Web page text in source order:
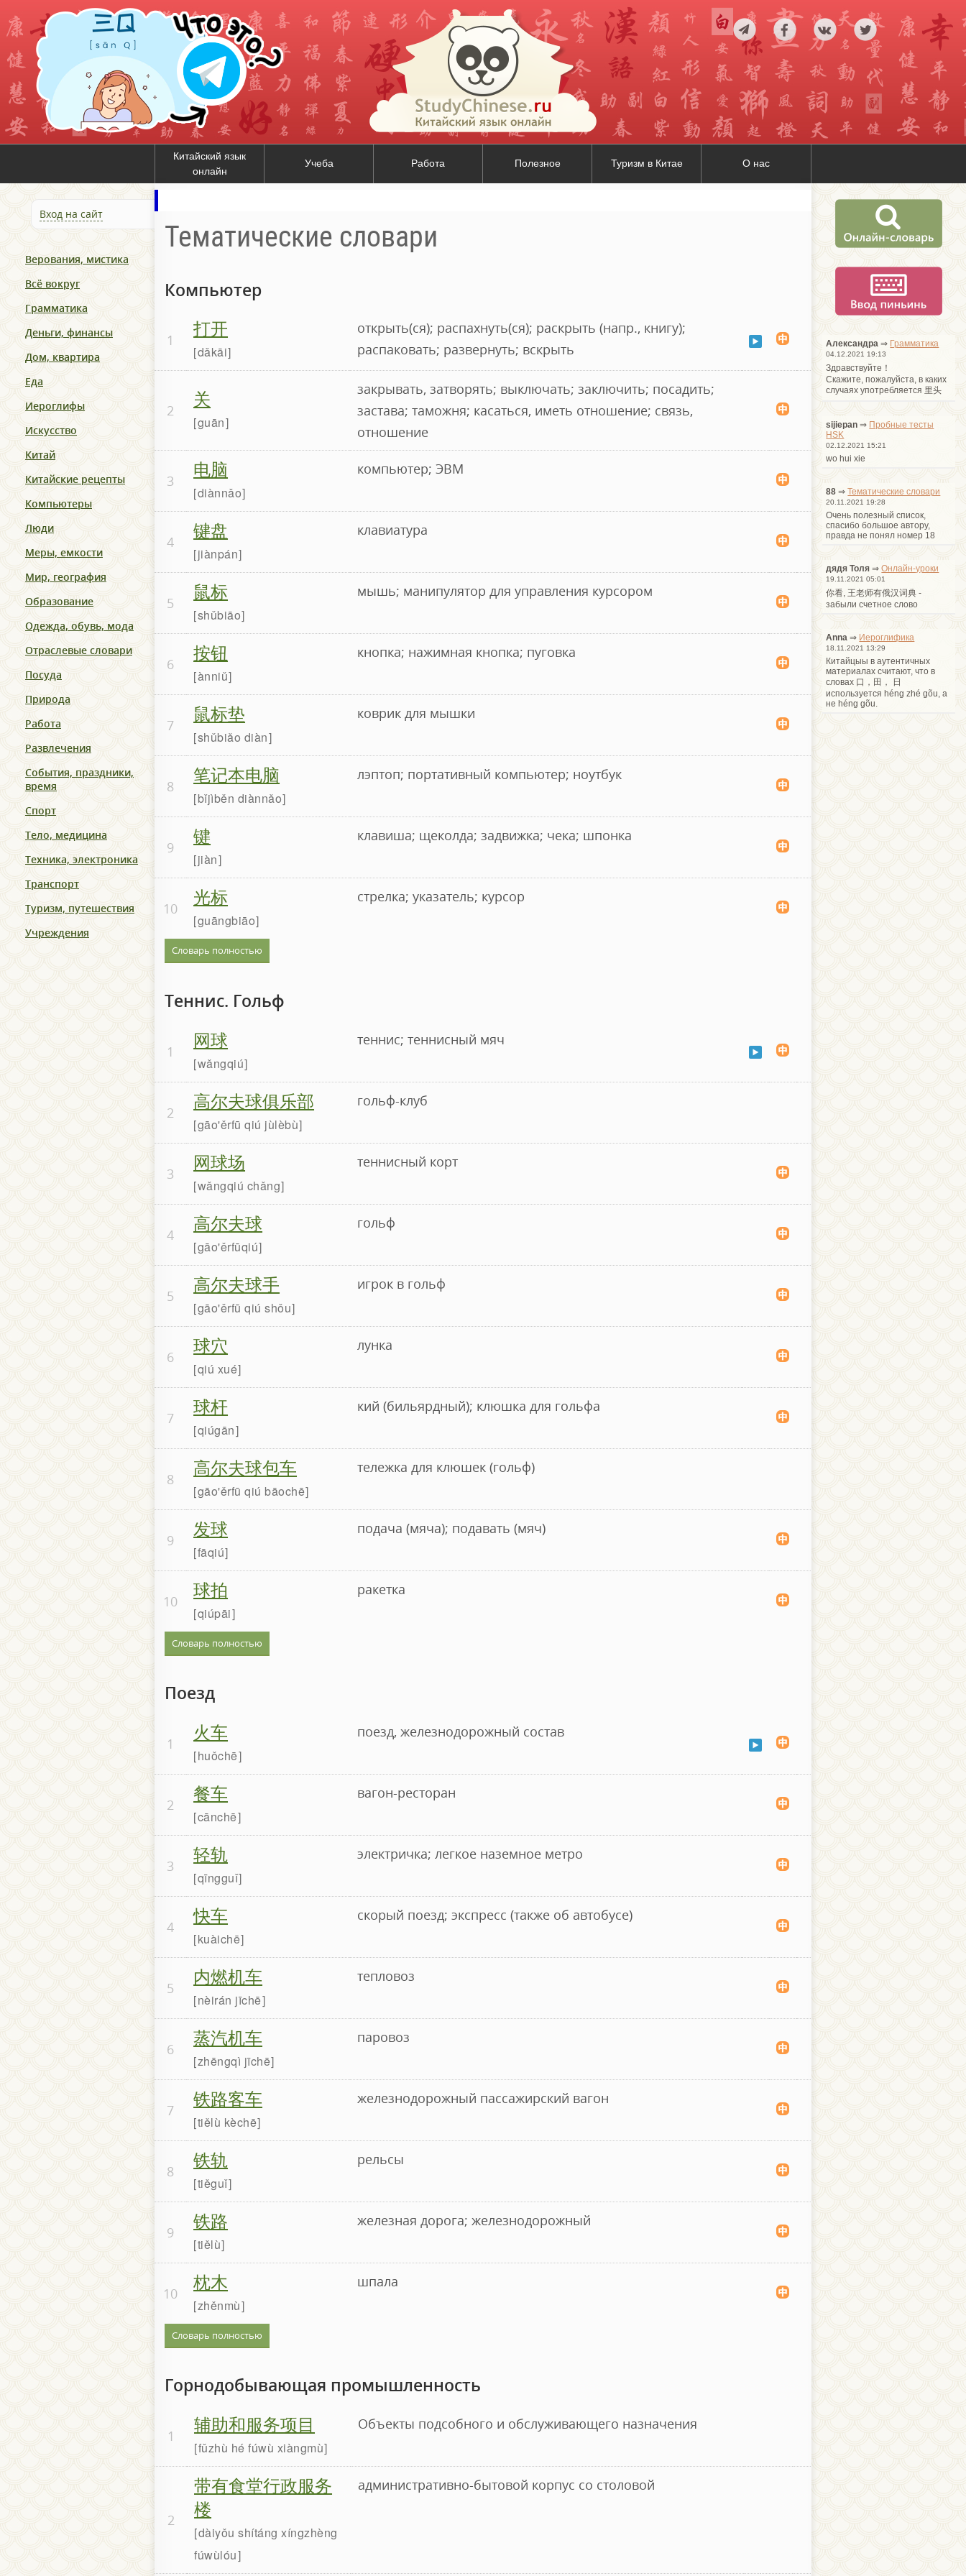
Китайский язык
онлайн
Учеба Работа Полезное Туризм в Китае О нас
Вход на сайт
Верования, мистика
Всё вокруг
Грамматика
Деньги, финансы
Дом, квартира
Еда
Иероглифы
Искусство
Китай
Китайские рецепты
Компьютеры
Люди
Меры, емкости
Мир, география
Образование
Одежда, обувь, мода
Отраслевые словари
Посуда
Природа
Работа
Развлечения
События, праздники,
время
Спорт
Тело, медицина
Техника, электроника
Транспорт
Туризм, путешествия
Учреждения
Тематические словари
Компьютер
1 打开
dǎkāi
открыть(ся); распахнуть(ся); раскрыть (напр., книгу);
распаковать; развернуть; вскрыть
2 关
guān
закрывать, затворять; выключать; заключить; посадить;
застава; таможня; касаться, иметь отношение; связь,
отношение
3 电脑
diànnǎo
компьютер; ЭВМ
4 键盘
jiànpán
клавиатура
5 鼠标
shǔbiāo
мышь; манипулятор для управления курсором
6 按钮
ànniǔ
кнопка; нажимная кнопка; пуговка
7 鼠标垫
shǔbiǎo diàn
коврик для мышки
8 笔记本电脑
bǐjìběn diànnǎo
лэптоп; портативный компьютер; ноутбук
9 键
jiàn
клавиша; щеколда; задвижка; чека; шпонка
10 光标
guāngbiāo
стрелка; указатель; курсор
Словарь полностью
Теннис. Гольф
1 网球
wǎngqiú
теннис; теннисный мяч
2 高尔夫球俱乐部
gāo'ěrfū qiú jùlèbù
гольф-клуб
3 网球场
wǎngqiú chǎng
теннисный корт
4 高尔夫球
gāo'ěrfūqiú
гольф
5 高尔夫球手
gāo'ěrfū qiú shǒu
игрок в гольф
6 球穴
qiú xué
лунка
7 球杆
qiúgān
кий (бильярдный); клюшка для гольфа
8 高尔夫球包车
gāo'ěrfū qiú bāochē
тележка для клюшек (гольф)
9 发球
fāqiú
подача (мяча); подавать (мяч)
10 球拍
qiúpāi
ракетка
Словарь полностью
Поезд
1 火车
huǒchē
поезд, железнодорожный состав
2 餐车
cānchē
вагон-ресторан
3 轻轨
qīngguǐ
электричка; легкое наземное метро
4 快车
kuàichē
скорый поезд; экспресс (также об автобусе)
5 内燃机车
nèirán jīchē
тепловоз
6 蒸汽机车
zhēngqì jīchē
паровоз
7 铁路客车
tiělù kèchē
железнодорожный пассажирский вагон
8 铁轨
tiěguǐ
рельсы
9 铁路
tiělù
железная дорога; железнодорожный
10 枕木
zhěnmù
шпала
Словарь полностью
Горнодобывающая промышленность
1 辅助和服务项目
fǔzhù hé fúwù xiàngmù
Объекты подсобного и обслуживающего назначения
2
带有食堂行政服务
楼
dàiyǒu shítáng xíngzhèng
fúwùlóu
административно-бытовой корпус со столовой
Александра ⇒ Грамматика
04.12.2021 19:13
Здравствуйте！
Cкажите, пожалуйста, в каких
случаях употребляется 里头
sijiepan ⇒ Пробные тесты
HSK
02.12.2021 15:21
wo hui xie
88 ⇒Тематические словари
20.11.2021 19:28
Очень полезный список,
спасибо большое автору,
правда не понял номер 18
дядя Толя ⇒Онлайн-уроки
19.11.2021 05:01
你看, 王老师有俄汉词典 -
забыли счетное слово
Anna ⇒ Иероглифика
18.11.2021 13:29
Китайцыы в аутентичных
материалах считают, что в
словах 口，田， 日
используется héng zhé gõu, а
не héng gõu.